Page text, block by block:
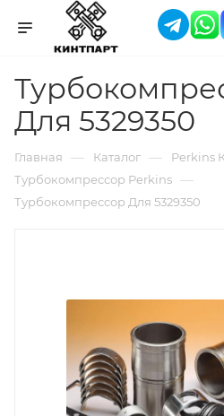
Для 5329350
Главная — Каталог — Perkins
Турбокомпрессор Perkins —
Турбокомпрессор Для 5329350